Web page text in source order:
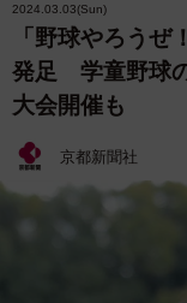
2024.03.03(Sun)
「野球やろうぜ
発足 学童野球
大会開催も
京都新聞社